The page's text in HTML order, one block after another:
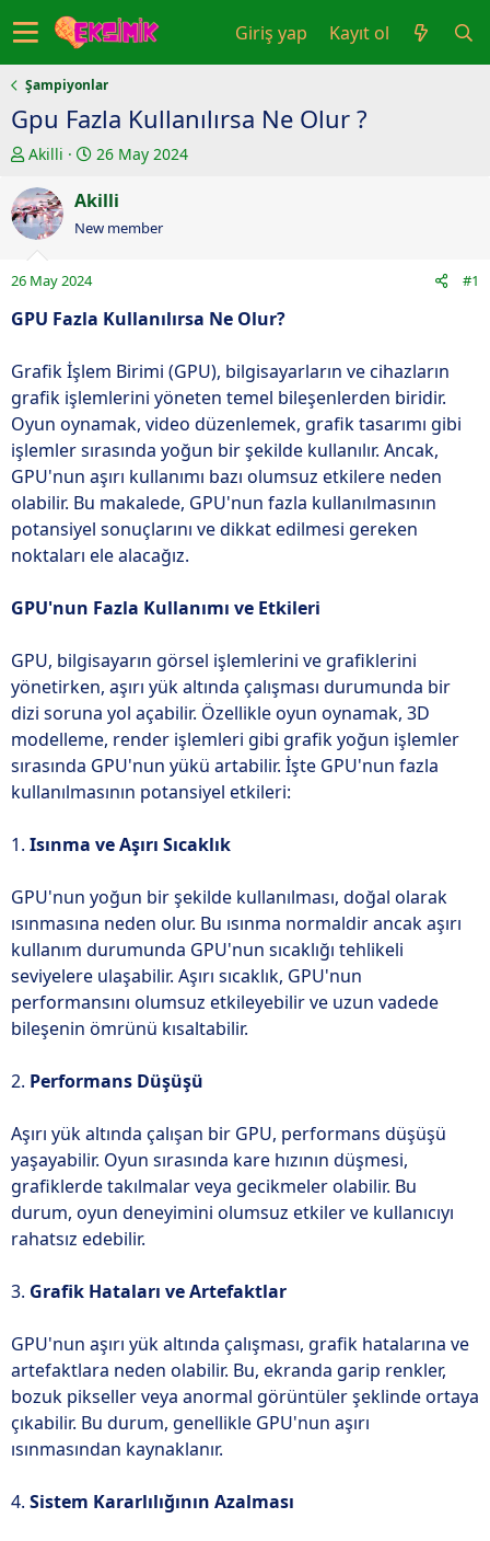
Giriş yap Kayıt ol
Şampiyonlar
Gpu Fazla Kullanılırsa Ne Olur ?
K
n
u
y
u
b
a
a
t
a
n
Akilli
B
ş
l
ı
a
r
i
h
i
26 May 2024
Akilli
New member
26 May 2024 #1
GPU Fazla Kullanılırsa Ne Olur?
Grafik İşlem Birimi (GPU), bilgisayarların ve cihazların
grafik işlemlerini yöneten temel bileşenlerden biridir.
Oyun oynamak, video düzenlemek, grafik tasarımı gibi
işlemler sırasında yoğun bir şekilde kullanılır. Ancak,
GPU'nun aşırı kullanımı bazı olumsuz etkilere neden
olabilir. Bu makalede, GPU'nun fazla kullanılmasının
potansiyel sonuçlarını ve dikkat edilmesi gereken
noktaları ele alacağız.
GPU'nun Fazla Kullanımı ve Etkileri
GPU, bilgisayarın görsel işlemlerini ve grafiklerini
yönetirken, aşırı yük altında çalışması durumunda bir
dizi soruna yol açabilir. Özellikle oyun oynamak, 3D
modelleme, render işlemleri gibi grafik yoğun işlemler
sırasında GPU'nun yükü artabilir. İşte GPU'nun fazla
kullanılmasının potansiyel etkileri:
1. Isınma ve Aşırı Sıcaklık
GPU'nun yoğun bir şekilde kullanılması, doğal olarak
ısınmasına neden olur. Bu ısınma normaldir ancak aşırı
kullanım durumunda GPU'nun sıcaklığı tehlikeli
seviyelere ulaşabilir. Aşırı sıcaklık, GPU'nun
performansını olumsuz etkileyebilir ve uzun vadede
bileşenin ömrünü kısaltabilir.
2. Performans Düşüşü
Aşırı yük altında çalışan bir GPU, performans düşüşü
yaşayabilir. Oyun sırasında kare hızının düşmesi,
grafiklerde takılmalar veya gecikmeler olabilir. Bu
durum, oyun deneyimini olumsuz etkiler ve kullanıcıyı
rahatsız edebilir.
3. Grafik Hataları ve Artefaktlar
GPU'nun aşırı yük altında çalışması, grafik hatalarına ve
artefaktlara neden olabilir. Bu, ekranda garip renkler,
bozuk pikseller veya anormal görüntüler şeklinde ortaya
çıkabilir. Bu durum, genellikle GPU'nun aşırı
ısınmasından kaynaklanır.
4. Sistem Kararlılığının Azalması